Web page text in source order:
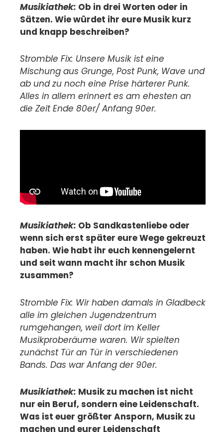
Musikiathek: Ob in drei Worten oder in
Sätzen. Wie würdet ihr eure Musik kurz
und knapp beschreiben?
Stromble Fix: Unsere Musik ist eine
Mischung aus Grunge, Post Punk, Wave und
ab und zu noch eine Prise härterer Punk.
Alles in allem erinnert es am ehesten an
die Zeit Ende 80er/ Anfang 90er.
Musikiathek: Ob Sandkastenliebe oder
wenn sich erst später eure Wege gekreuzt
haben. Wie habt ihr euch kennengelernt
und seit wann macht ihr schon Musik
zusammen?
Stromble Fix: Wir haben damals in Gladbeck
alle im gleichen Jugendzentrum
rumgehangen, weil dort im Keller
Musikproberäume waren. Wir spielten
zunächst Tür an Tür in verschiedenen
Bands. Das war Anfang der 90er.
Musikiathek: Musik zu machen ist nicht
nur ein Beruf, sondern eine Leidenschaft.
Was ist euer größter Ansporn, Musik zu
machen und eurer Leidenschaft